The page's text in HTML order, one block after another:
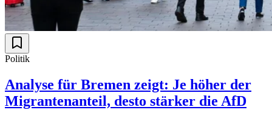
Politik
Analyse für Bremen zeigt: Je höher der
Migrantenanteil, desto stärker die AfD